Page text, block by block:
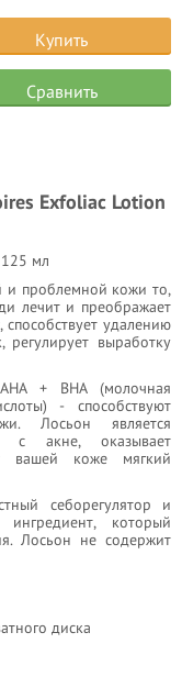
Купить
Сравнить
Exfoliac Lotion
мл
и проблемной кожи то,
лечит и преображает
удалению
выработку
+ BHA (молочная
- способствуют
Лосьон является
с акне, оказывает
вашей коже мягкий
себорегулятор и
который
Лосьон не содержит
диска